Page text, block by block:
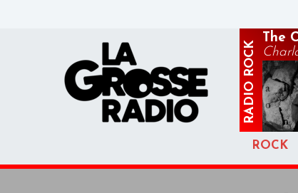
RADIO
ROCK
The
ROCK